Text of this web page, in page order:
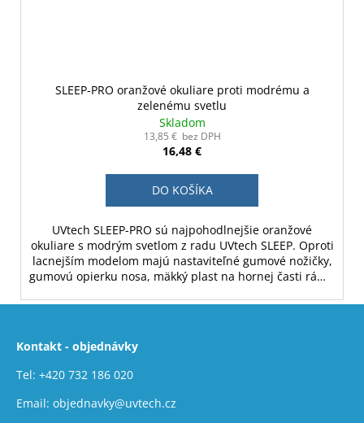
SLEEP-PRO oranžové okuliare proti modrému a
zelenému svetlu
Skladom
13,85 € bez DPH
16,48 €
DO KOŠÍKA
UVtech SLEEP-PRO sú najpohodlnejšie oranžové
okuliare s modrým svetlom z radu UVtech SLEEP. Oproti
lacnejším modelom majú nastaviteľné gumové nožičky,
gumovú opierku nosa, mäkký plast na hornej časti rámu
Z
Kontakt - objednávky
Tel: +420 732 186 020
Email: objednavky@uvtech.cz